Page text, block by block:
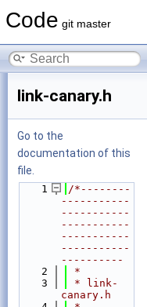
git master
link-canary.h
Go to the
documentation of this
file.
    1
/*--------
-----------
-----------
-----------
-----------
-----------
----------
    2
*
    3
* link-
canary.h